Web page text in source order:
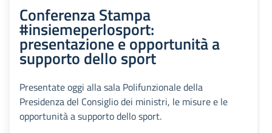
Conferenza Stampa
#insiemeperlosport:
presentazione e opportunità a
supporto dello sport
Presentate oggi alla sala Polifunzionale della
Presidenza del Consiglio dei ministri, le misure e le
opportunità a supporto dello sport.